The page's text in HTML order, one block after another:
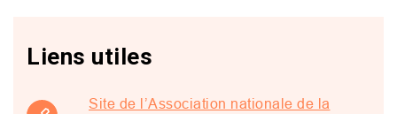
Liens utiles
Site de l’Association nationale de la